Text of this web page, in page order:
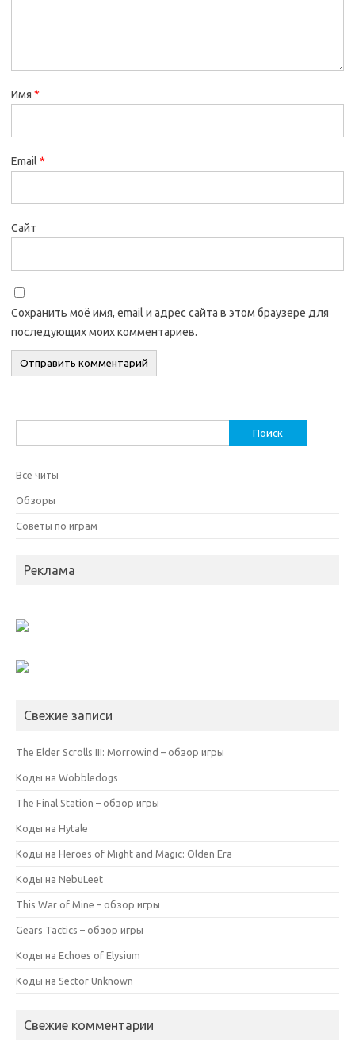
Имя *
Email *
Сайт
Сохранить моё имя, email и адрес сайта в этом браузере для
последующих моих комментариев.
Все читы
Обзоры
Советы по играм
Реклама
Свежие записи
The Elder Scrolls III: Morrowind – обзор игры
Коды на Wobbledogs
The Final Station – обзор игры
Коды на Hytale
Коды на Heroes of Might and Magic: Olden Era
Коды на NebuLeet
This War of Mine – обзор игры
Gears Tactics – обзор игры
Коды на Echoes of Elysium
Коды на Sector Unknown
Свежие комментарии